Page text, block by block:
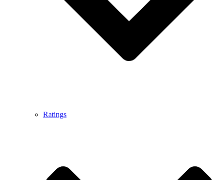
Ratings